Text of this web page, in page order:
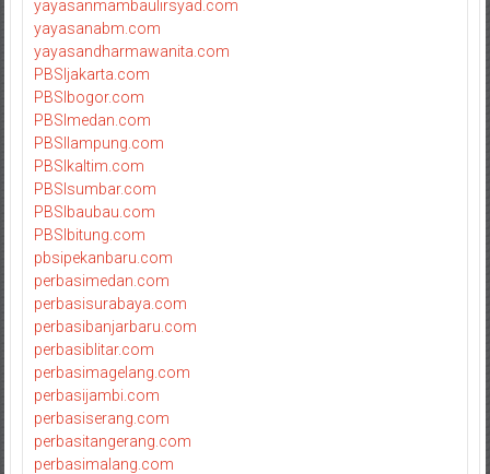
yayasanmambaulirsyad.com
yayasanabm.com
yayasandharmawanita.com
PBSIjakarta.com
PBSIbogor.com
PBSImedan.com
PBSIlampung.com
PBSIkaltim.com
PBSIsumbar.com
PBSIbaubau.com
PBSIbitung.com
pbsipekanbaru.com
perbasimedan.com
perbasisurabaya.com
perbasibanjarbaru.com
perbasiblitar.com
perbasimagelang.com
perbasijambi.com
perbasiserang.com
perbasitangerang.com
perbasimalang.com